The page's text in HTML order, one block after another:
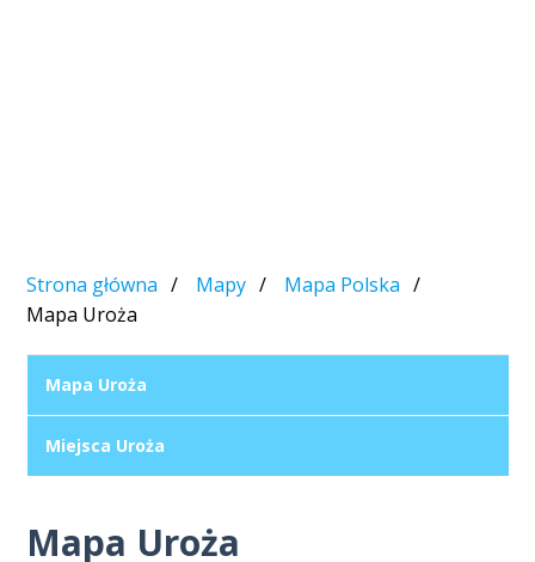
Strona główna Mapy
Mapa Polska
Mapa Uroża
Mapa Uroża
Miejsca Uroża
Mapa Uroża